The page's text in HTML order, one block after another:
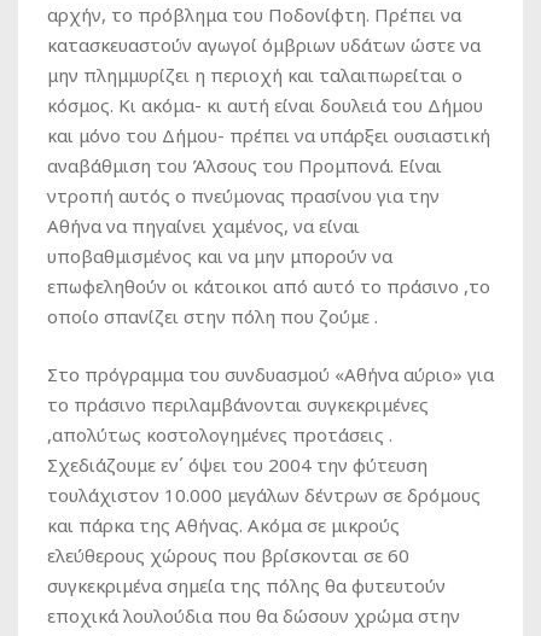
αρχήν, το πρόβλημα του Ποδονίφτη. Πρέπει να
κατασκευαστούν αγωγοί όμβριων υδάτων ώστε να
μην πλημμυρίζει η περιοχή και ταλαιπωρείται ο
κόσμος. Κι ακόμα- κι αυτή είναι δουλειά του Δήμου
και μόνο του Δήμου- πρέπει να υπάρξει ουσιαστική
αναβάθμιση του Άλσους του Προμπονά. Είναι
ντροπή αυτός ο πνεύμονας πρασίνου για την
Αθήνα να πηγαίνει χαμένος, να είναι
υποβαθμισμένος και να μην μπορούν να
επωφεληθούν οι κάτοικοι από αυτό το πράσινο ,το
οποίο σπανίζει στην πόλη που ζούμε .
Στο πρόγραμμα του συνδυασμού «Αθήνα αύριο» για
το πράσινο περιλαμβάνονται συγκεκριμένες
,απολύτως κοστολογημένες προτάσεις .
Σχεδιάζουμε εν΄ όψει του 2004 την φύτευση
τουλάχιστον 10.000 μεγάλων δέντρων σε δρόμους
και πάρκα της Αθήνας. Ακόμα σε μικρούς
ελεύθερους χώρους που βρίσκονται σε 60
συγκεκριμένα σημεία της πόλης θα φυτευτούν
εποχικά λουλούδια που θα δώσουν χρώμα στην